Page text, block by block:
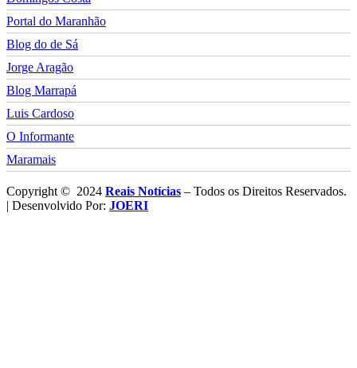
Portal do Maranhão
Blog do de Sá
Jorge Aragão
Blog Marrapá
Luis Cardoso
O Informante
Maramais
Copyright © 2024 Reais Notícias – Todos os Direitos Reservados.
| Desenvolvido Por: JOERI